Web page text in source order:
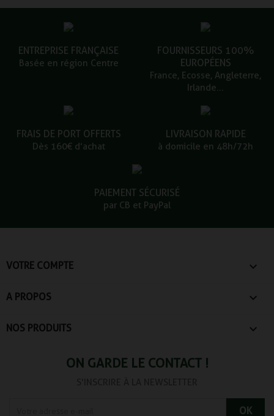
ENTREPRISE FRANÇAISE
Basée en région Centre
FOURNISSEURS 100%
EUROPÉENS
France, Ecosse, Angleterre,
Irlande...
FRAIS DE PORT OFFERTS
Dès 160€ d’achat
LIVRAISON RAPIDE
à domicile en 48h/72h
PAIEMENT SÉCURISÉ
par CB et PayPal
VOTRE COMPTE 
A PROPOS 
NOS PRODUITS 
ON GARDE LE CONTACT !